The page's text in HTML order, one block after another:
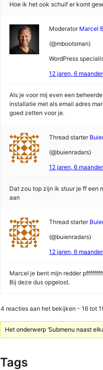
Hoe ik het ook schuif er komt
Moderator Marcel
(@mbootsman)
WordPress
12 jaren, 6
Als je voor mij even een
installatie met als email adres
goed zetten voor je.
Thread starter
(@buienradars)
12 jaren, 6
Dat zou top zijn ik stuur je ff een
aan
Thread starter
(@buienradars)
12 jaren, 6
Marcel je bent mijn redder
Bij deze dus opgelost.
4 reacties aan het bekijken - 16 tot
Het onderwerp ‘Submenu naast
Tags